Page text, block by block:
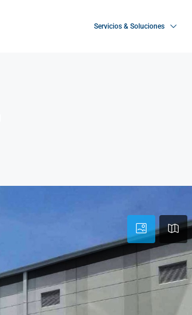
Servicios & Soluciones